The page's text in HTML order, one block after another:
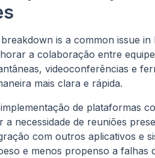
is a common issue
a colaboração entre
videoconferências e
mais clara e rápida.
de plataformas
a necessidade de reuniões
com outros aplicativos e
e menos propenso a falhas